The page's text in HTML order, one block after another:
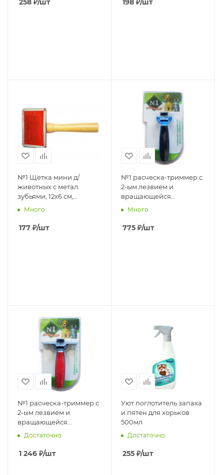
258 ₽/шт 198 ₽/шт
№1 Щетка мини д/
животных с метал.
зубьями, 12х6 см,
Блистер, 1*72
Много
177 ₽/шт
№1 расческа-триммер с
2-ым лезвием и
вращающейся
головкой, ширина
Много
775 ₽/шт
№1 расческа-триммер с
2-ым лезвием и
вращающейся
головкой, ширина
лезвия 11,0 см 1*50 шт
Достаточно
1 246 ₽/шт
Уют поглотитель запаха
и пятен для хорьков
500мл
Достаточно
255 ₽/шт